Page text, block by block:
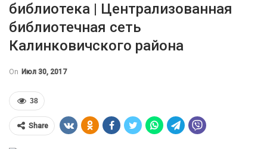
библиотека | Централизованная
библиотечная сеть
Калинковичского района
On Июл 30, 2017
38
Share